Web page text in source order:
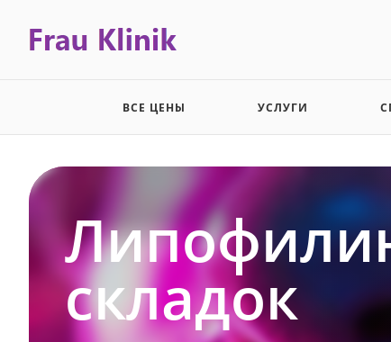
ВСЕ ЦЕНЫ УСЛУГИ
складок